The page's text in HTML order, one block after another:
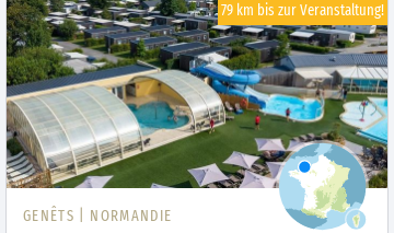
79 km bis zur Veranstaltung!
GENÊTS | NORMANDIE